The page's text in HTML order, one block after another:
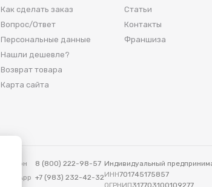
Как сделать заказ
Вопрос/Ответ
Персональные данные
Нашли дешевле?
Возврат товара
Карта сайта
Статьи
Контакты
Франшиза
Телефон
8 (800) 222-98-57
WhatsApp +7 (983) 232-42-32
Индивидуальный
ИНН701745175857
ОГРНИП317703100109277